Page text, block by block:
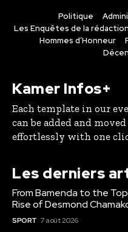
Politique
Les Enquêtes de la rédaction
Hommes d’Honneur
Kamer Infos+
Each template in our
can be added and
effortlessly with one
Les derniers
From Bamenda to the
Rise of Desmond
SPORT 7 août 2026